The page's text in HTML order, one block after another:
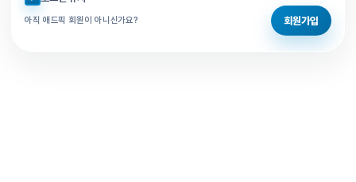
아직 애드픽 회원이 아니신가요? 회원가입